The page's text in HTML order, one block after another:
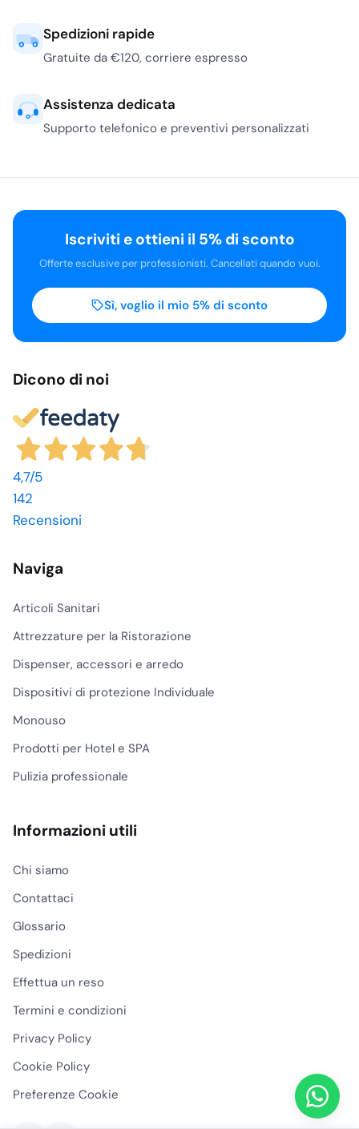
Spedizioni rapide
Gratuite da €120, corriere espresso
Assistenza dedicata
Supporto telefonico e preventivi personalizzati
Dicono di noi
4,7/5
142
Recensioni
Naviga
Articoli Sanitari
Attrezzature per la Ristorazione
Dispenser, accessori e arredo
Dispositivi di protezione Individuale
Monouso
Prodotti per Hotel e SPA
Pulizia professionale
Informazioni utili
Chi siamo
Contattaci
Glossario
Spedizioni
Effettua un reso
Termini e condizioni
Privacy Policy
Cookie Policy
Preferenze Cookie
Iscriviti e ottieni il 5% di sconto
Offerte esclusive per professionisti. Cancellati quando vuoi.
Sì, voglio il mio 5% di sconto